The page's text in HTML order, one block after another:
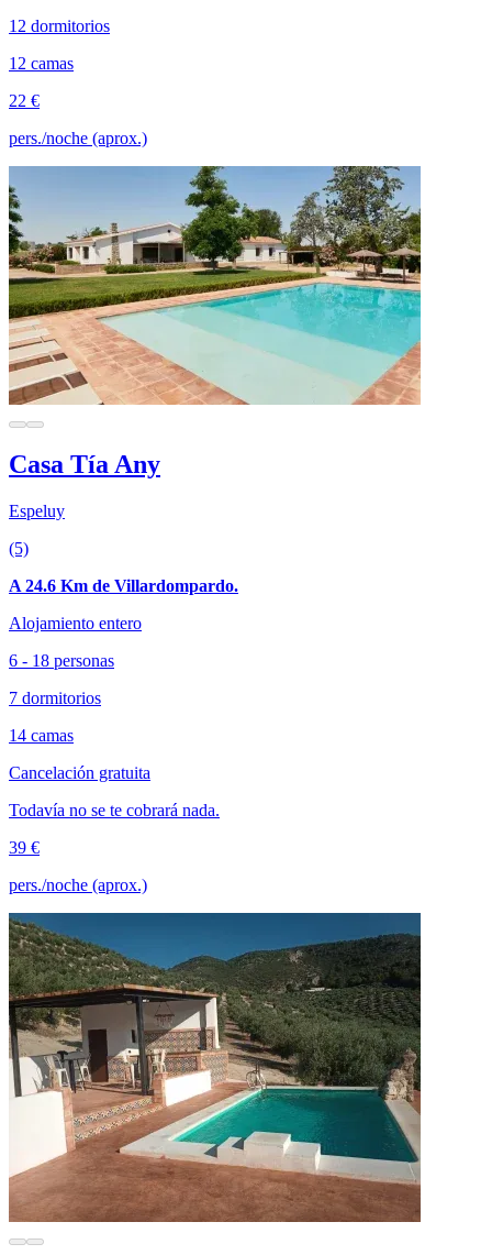
12 dormitorios
12 camas
22 €
pers./noche (aprox.)
Casa Tía Any
Espeluy
(5)
A 24.6 Km de Villardompardo.
Alojamiento entero
6 - 18 personas
7 dormitorios
14 camas
Cancelación gratuita
Todavía no se te cobrará nada.
39 €
pers./noche (aprox.)